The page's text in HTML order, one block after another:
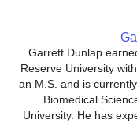
Garrett Dunlap
Reserve University
an M.S. and is
Biomedical
University. He has